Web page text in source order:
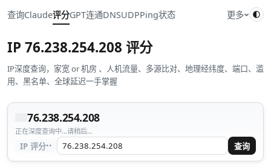
查询Claude评分GPT连通DNSUDPPing状态 更多
IP 76.238.254.208 评分
IP深度查询，家宽 or 机房 、人机流量、多源比对、地理经纬度、端口、滥
用、黑名单、全球延迟一手掌握
76.238.254.208
正在深度查询中...请稍后...
IP 评分·· 查询